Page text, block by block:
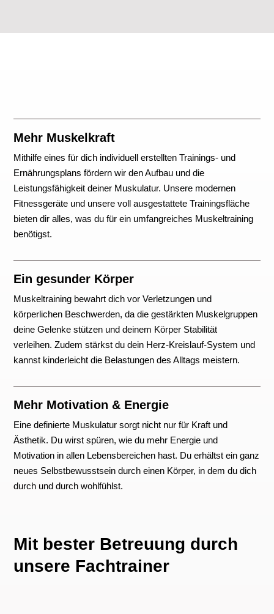
Mehr Muskelkraft
Mithilfe eines für dich individuell erstellten Trainings- und
Ernährungsplans fördern wir den Aufbau und die
Leistungsfähigkeit deiner Muskulatur. Unsere modernen
Fitnessgeräte und unsere voll ausgestattete Trainingsfläche
bieten dir alles, was du für ein umfangreiches Muskeltraining
benötigst.
Ein gesunder Körper
Muskeltraining bewahrt dich vor Verletzungen und
körperlichen Beschwerden, da die gestärkten Muskelgruppen
deine Gelenke stützen und deinem Körper Stabilität
verleihen. Zudem stärkst du dein Herz-Kreislauf-System und
kannst kinderleicht die Belastungen des Alltags meistern.
Mehr Motivation & Energie
Eine definierte Muskulatur sorgt nicht nur für Kraft und
Ästhetik. Du wirst spüren, wie du mehr Energie und
Motivation in allen Lebensbereichen hast. Du erhältst ein ganz
neues Selbstbewusstsein durch einen Körper, in dem du dich
durch und durch wohlfühlst.
Mit bester Betreuung durch
unsere Fachtrainer